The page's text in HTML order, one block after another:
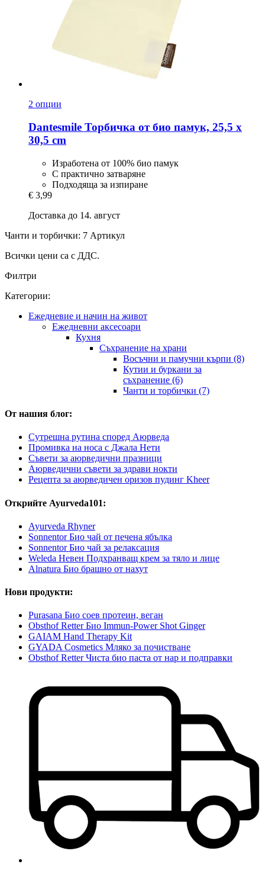
2 опции
Dantesmile Торбичка от био памук, 25,5 x
30,5 cm
Изработена от 100% био памук
С практично затваряне
Подходяща за изпиране
€ 3,99
Доставка до 14. август
Чанти и торбички: 7 Артикул
Всички цени са с ДДС.
Филтри
Категории:
Ежедневие и начин на живот
Ежедневни аксесоари
Кухня
Съхранение на храни
Восъчни и памучни кърпи (8)
Кутии и буркани за
съхранение (6)
Чанти и торбички (7)
От нашия блог:
Сутрешна рутина според Аюрведа
Промивка на носа с Джала Нети
Съвети за аюрведични празници
Аюрведични съвети за здрави нокти
Рецепта за аюрведичен оризов пудинг Kheer
Открийте Ayurveda101:
Ayurveda Rhyner
Sonnentor Био чай от печена ябълка
Sonnentor Био чай за релаксация
Weleda Невен Подхранващ крем за тяло и лице
Alnatura Био брашно от нахут
Нови продукти:
Purasana Био соев протеин, веган
Obsthof Retter Био Immun-Power Shot Ginger
GAIAM Hand Therapy Kit
GYADA Cosmetics Мляко за почистване
Obsthof Retter Чиста био паста от нар и подправки